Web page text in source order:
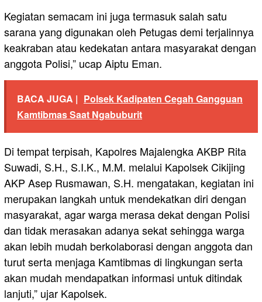
Kegiatan semacam ini juga termasuk salah satu
sarana yang digunakan oleh Petugas demi terjalinnya
keakraban atau kedekatan antara masyarakat dengan
anggota Polisi,” ucap Aiptu Eman.
BACA JUGA | Polsek Kadipaten Cegah Gangguan
Kamtibmas Saat Ngabuburit
Di tempat terpisah, Kapolres Majalengka AKBP Rita
Suwadi, S.H., S.I.K., M.M. melalui Kapolsek Cikijing
AKP Asep Rusmawan, S.H. mengatakan, kegiatan ini
merupakan langkah untuk mendekatkan diri dengan
masyarakat, agar warga merasa dekat dengan Polisi
dan tidak merasakan adanya sekat sehingga warga
akan lebih mudah berkolaborasi dengan anggota dan
turut serta menjaga Kamtibmas di lingkungan serta
akan mudah mendapatkan informasi untuk ditindak
lanjuti,” ujar Kapolsek.